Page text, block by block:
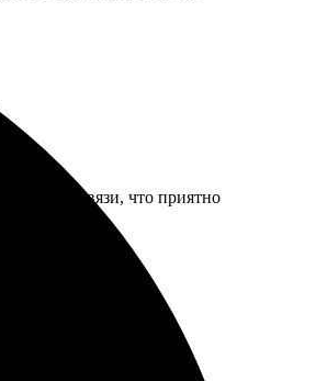
на связи, что приятно